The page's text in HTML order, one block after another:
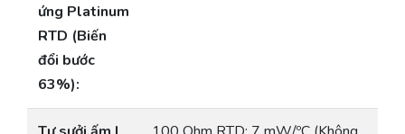
ứng Platinum
RTD (Biến
đổi bước
63%):